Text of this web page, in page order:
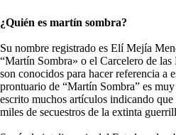
¿Quién es martín sombra?
Su nombre registrado es Elí Mejía
“Martín Sombra» o el Carcelero de las
son conocidos para hacer referencia a
prontuario de “Martín Sombra” es
escrito muchos artículos indicando que
miles de secuestros de la extinta